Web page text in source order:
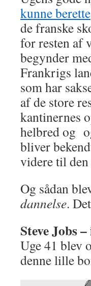
kunne berette
de franske
for resten af
begynder
Frankrigs
som har
af de store
kantinernes
helbred og
bliver
videre til
Og sådan
dannelse.
Steve Jobs
Uge 41 blev
denne lille